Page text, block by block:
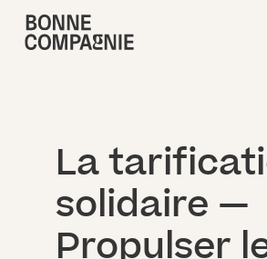
La
solidaire —
Propulser